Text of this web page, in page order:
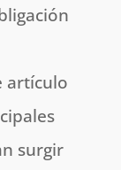
artículo
surgir